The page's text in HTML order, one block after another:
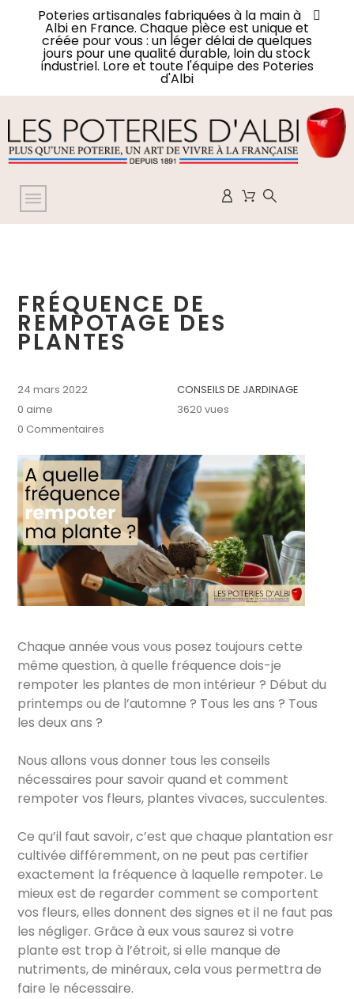
Poteries artisanales fabriquées à la main à
Albi en France. Chaque pièce est unique et
créée pour vous : un léger délai de quelques
jours pour une qualité durable, loin du stock
industriel. Lore et toute l'équipe des Poteries
d'Albi
FRÉQUENCE DE
REMPOTAGE DES
PLANTES
24 mars 2022
CONSEILS DE JARDINAGE
0 aime
3620 vues
0 Commentaires
Chaque année vous vous posez toujours cette
même question, à quelle fréquence dois-je
rempoter les plantes de mon intérieur ? Début du
printemps ou de l’automne ? Tous les ans ? Tous
les deux ans ?
Nous allons vous donner tous les conseils
nécessaires pour savoir quand et comment
rempoter vos fleurs, plantes vivaces, succulentes.
Ce qu’il faut savoir, c’est que chaque plantation esr
cultivée différemment, on ne peut pas certifier
exactement la fréquence à laquelle rempoter. Le
mieux est de regarder comment se comportent
vos fleurs, elles donnent des signes et il ne faut pas
les négliger. Grâce à eux vous saurez si votre
plante est trop à l’étroit, si elle manque de
nutriments, de minéraux, cela vous permettra de
faire le nécessaire.